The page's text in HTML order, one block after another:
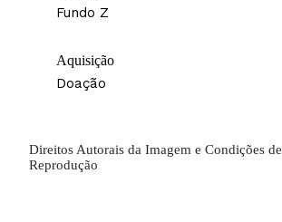
Fundo Z
Aquisição
Doação
Direitos Autorais da Imagem e Condições de
Reprodução